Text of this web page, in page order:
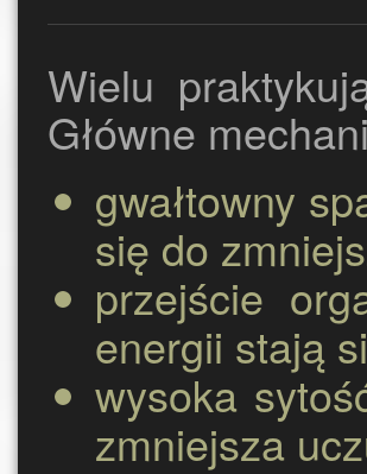
Wielu
Główne
gwałtowny
się do
przejście
energii stają
wysoka
zmniejsza